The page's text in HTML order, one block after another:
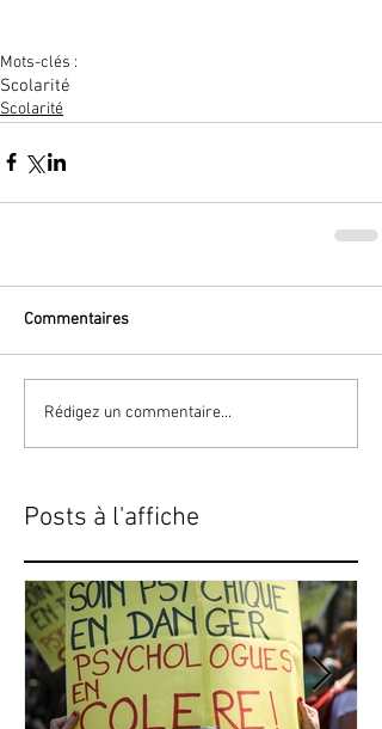
Mots-clés :
Scolarité
Scolarité
Commentaires
Rédigez un commentaire...
Posts à l'affiche